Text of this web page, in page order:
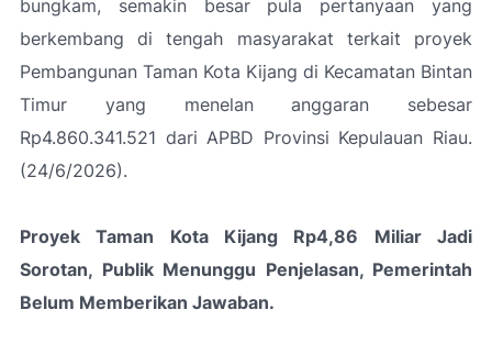
bungkam, semakin besar pula pertanyaan yang
berkembang di tengah masyarakat terkait proyek
Pembangunan Taman Kota Kijang di Kecamatan Bintan
Timur yang menelan anggaran sebesar
Rp4.860.341.521 dari APBD Provinsi Kepulauan Riau.
(24/6/2026).
Proyek Taman Kota Kijang Rp4,86 Miliar Jadi
Sorotan, Publik Menunggu Penjelasan, Pemerintah
Belum Memberikan Jawaban.